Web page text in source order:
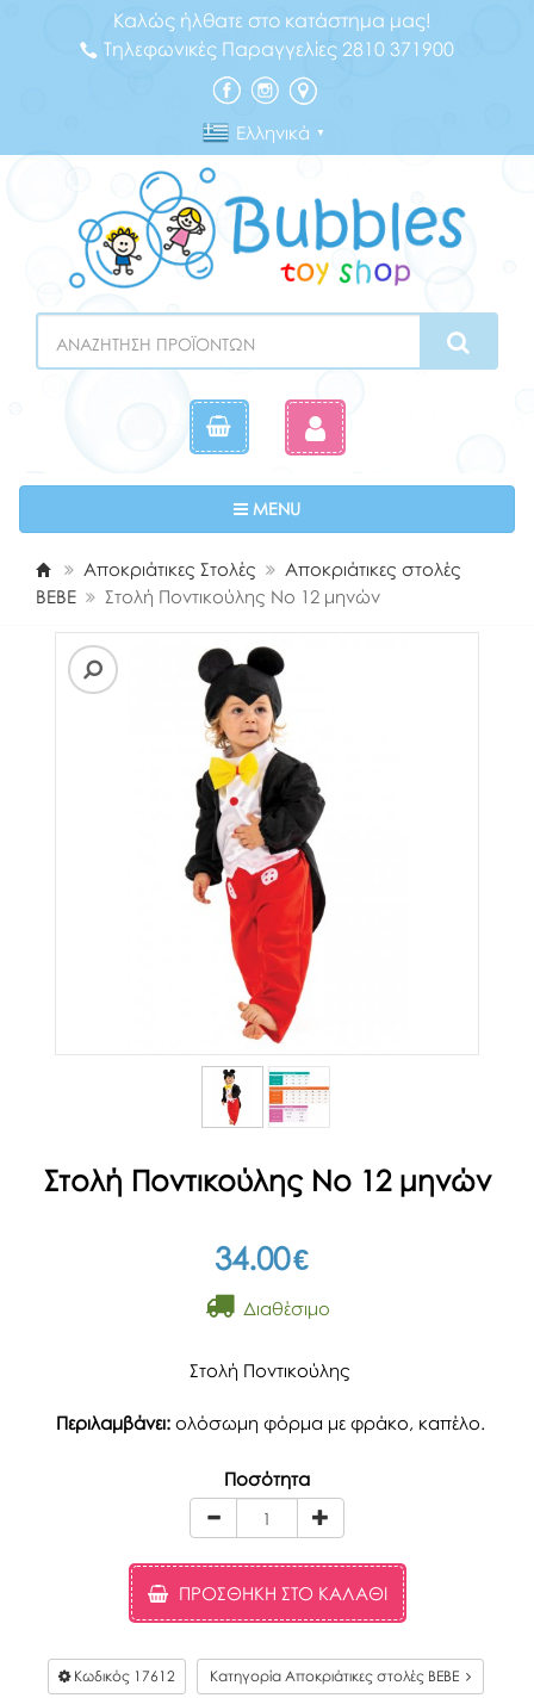
Καλώς ήλθατε στο κατάστημα μας!
Τηλεφωνικές Παραγγελίες 2810 371900
Ελληνικά ▼
MENUToggle navigation
Αποκριάτικες Στολές
Αποκριάτικες στολές
BEBE
Στολή Ποντικούλης Νο 12 μηνών
Στολή Ποντικούλης Νο 12 μηνών
34.00€
Διαθέσιμο
Στολή Ποντικούλης
Περιλαμβάνει:ολόσωμη φόρμα με φράκο, καπέλο.
Ποσότητα
ΠΡΟΣΘΉΚΗ ΣΤΟ ΚΑΛΆΘΙ
Κωδικός 17612 Κατηγορία Αποκριάτικες στολές BEBE